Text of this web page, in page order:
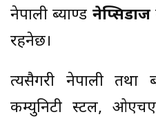
नेपाली ब्याण्ड नेप्सिडाज
रहनेछ।
त्यसैगरी नेपाली
कम्युनिटी स्टल,